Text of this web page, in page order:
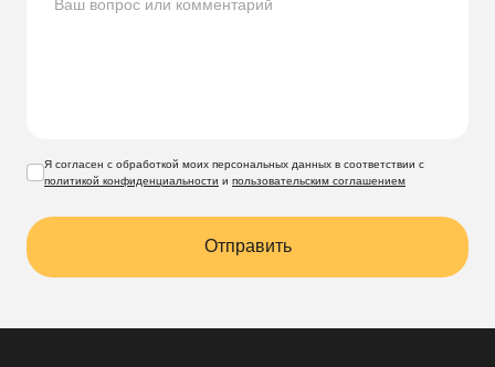
Я согласен с обработкой моих персональных данных в соответствии с
политикой конфиденциальности и пользовательским соглашением
Отправить